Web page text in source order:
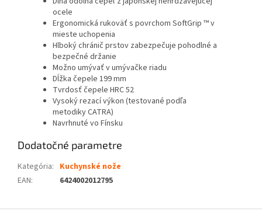
ocele
Ergonomická rukoväť s povrchom SoftGrip ™ v
mieste uchopenia
Hlboký chránič prstov zabezpečuje pohodlné a
bezpečné držanie
Možno umývať v umývačke riadu
Dĺžka čepele 199 mm
Tvrdosť čepele HRC 52
Vysoký rezací výkon (testované podľa
metodiky CATRA)
Navrhnuté vo Fínsku
Dodatočné parametre
Kategória: Kuchynské nože
EAN: 6424002012795